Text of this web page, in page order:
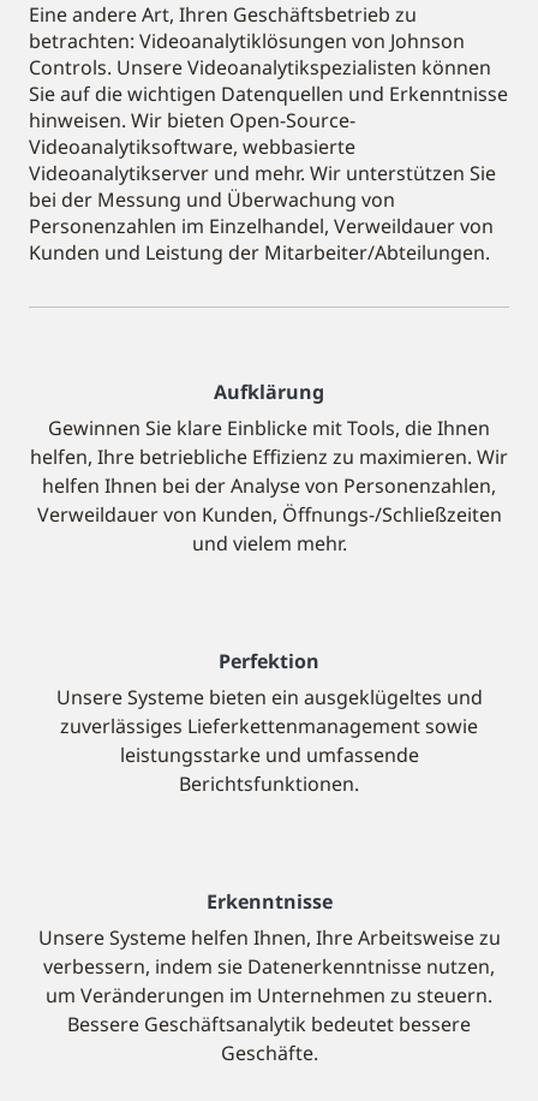
Eine andere Art, Ihren Geschäftsbetrieb zu
betrachten: Videoanalytiklösungen von Johnson
Controls. Unsere Videoanalytikspezialisten können
Sie auf die wichtigen Datenquellen und Erkenntnisse
hinweisen. Wir bieten Open-Source-
Videoanalytiksoftware, webbasierte
Videoanalytikserver und mehr. Wir unterstützen Sie
bei der Messung und Überwachung von
Personenzahlen im Einzelhandel, Verweildauer von
Kunden und Leistung der Mitarbeiter/Abteilungen.
Aufklärung
Gewinnen Sie klare Einblicke mit Tools, die Ihnen
helfen, Ihre betriebliche Effizienz zu maximieren. Wir
helfen Ihnen bei der Analyse von Personenzahlen,
Verweildauer von Kunden, Öffnungs-/Schließzeiten
und vielem mehr.
Perfektion
Unsere Systeme bieten ein ausgeklügeltes und
zuverlässiges Lieferkettenmanagement sowie
leistungsstarke und umfassende
Berichtsfunktionen.
Erkenntnisse
Unsere Systeme helfen Ihnen, Ihre Arbeitsweise zu
verbessern, indem sie Datenerkenntnisse nutzen,
um Veränderungen im Unternehmen zu steuern.
Bessere Geschäftsanalytik bedeutet bessere
Geschäfte.